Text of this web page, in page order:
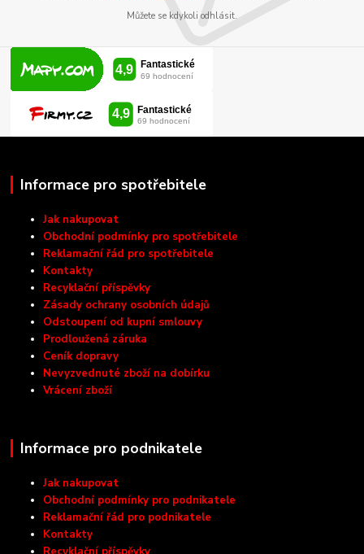
Můžete se kdykoli odhlásit.
Informace pro spotřebitele
Jak nakupovat
Obchodní podmínky pro spotřebitele
Reklamační řád pro spotřebitele
Kontakty
Recyklační příspěvky
Zásady ochrany osobních údajů
Odstoupení od kupní smlouvy
Prodloužená záruka
Ceník dopravy
Nevyzvednuté zboží na dobírku
Vrácení zboží
Informace pro podnikatele
Jak nakupovat
Obchodní podmínky pro podnikatele
Reklamační řád pro podnikatele
Kontakty